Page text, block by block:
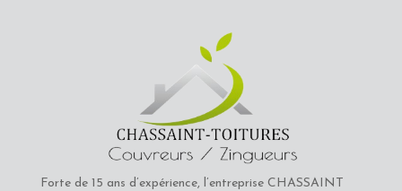
Forte de 15 ans d’expérience, l’entreprise CHASSAINT